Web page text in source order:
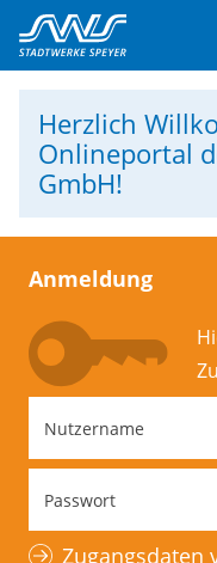
Herzlich
Onlineportal
GmbH!
Anmeldung
Nutzername
Passwort
Zugangsdaten